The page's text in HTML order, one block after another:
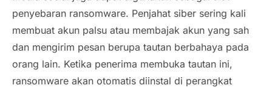
penyebaran ransomware. Penjahat siber sering kali
membuat akun palsu atau membajak akun yang sah
dan mengirim pesan berupa tautan berbahaya pada
orang lain. Ketika penerima membuka tautan ini,
ransomware akan otomatis diinstal di perangkat